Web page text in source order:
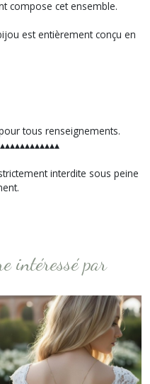
compose cet ensemble.
est entièrement conçu en
tous renseignements.
interdite sous peine
intéressé par